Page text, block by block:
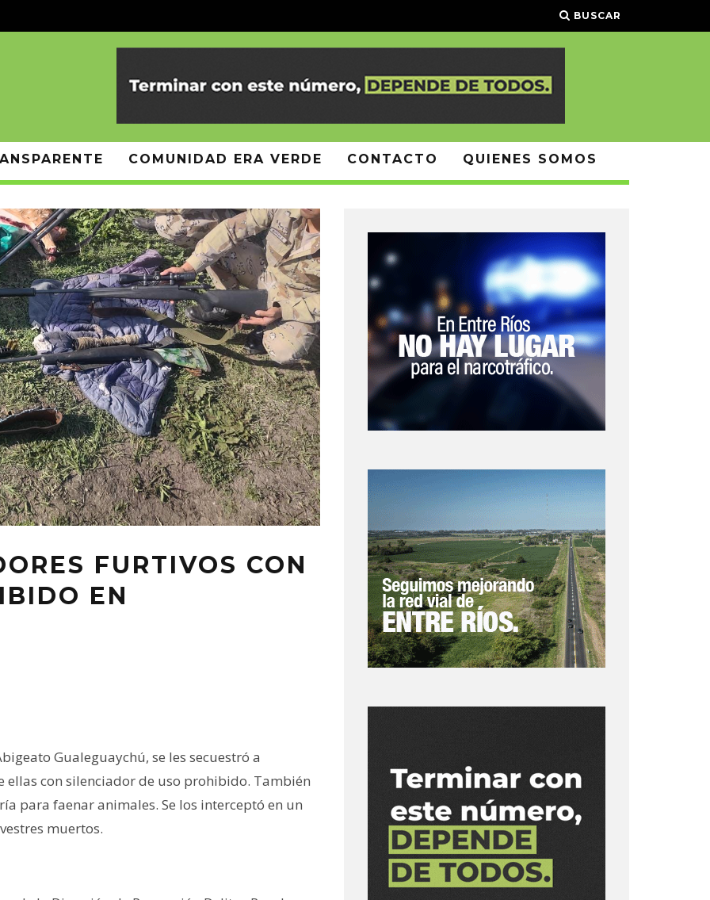
BUSCAR
COMUNIDAD ERA VERDE CONTACTO QUIENES SOMOS
FURTIVOS CON
EN
Gualeguaychú, se les secuestró a
ellas con silenciador de uso prohibido. También
para faenar animales. Se los interceptó en un
muertos.